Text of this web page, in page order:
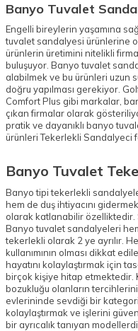
Banyo Tuvalet
Engelli bireylerin yaşamına
tuvalet sandalyesi ürünlerine
ürünlerin üretimini nitelikli
buluşuyor. Banyo tuvalet
alabilmek ve bu ürünleri uzun
doğru yapılması gerekiyor.
Comfort Plus gibi markalar,
çıkan firmalar olarak
pratik ve dayanıklı banyo
ürünleri Tekerlekli Sandalyeci
Banyo Tuvalet
Banyo tipi tekerlekli
hem de duş ihtiyacını
olarak katlanabilir özelliktedir.
Banyo tuvalet sandalyeleri
tekerlekli olarak 2 ye ayrılır.
kullanımının olması dikkat
hayatını kolaylaştırmak için
birçok kişiye hitap etmektedir.
bozukluğu olanların
evlerininde sevdiği bir
kolaylaştırmak ve işlerini
bir ayrıcalık tanıyan